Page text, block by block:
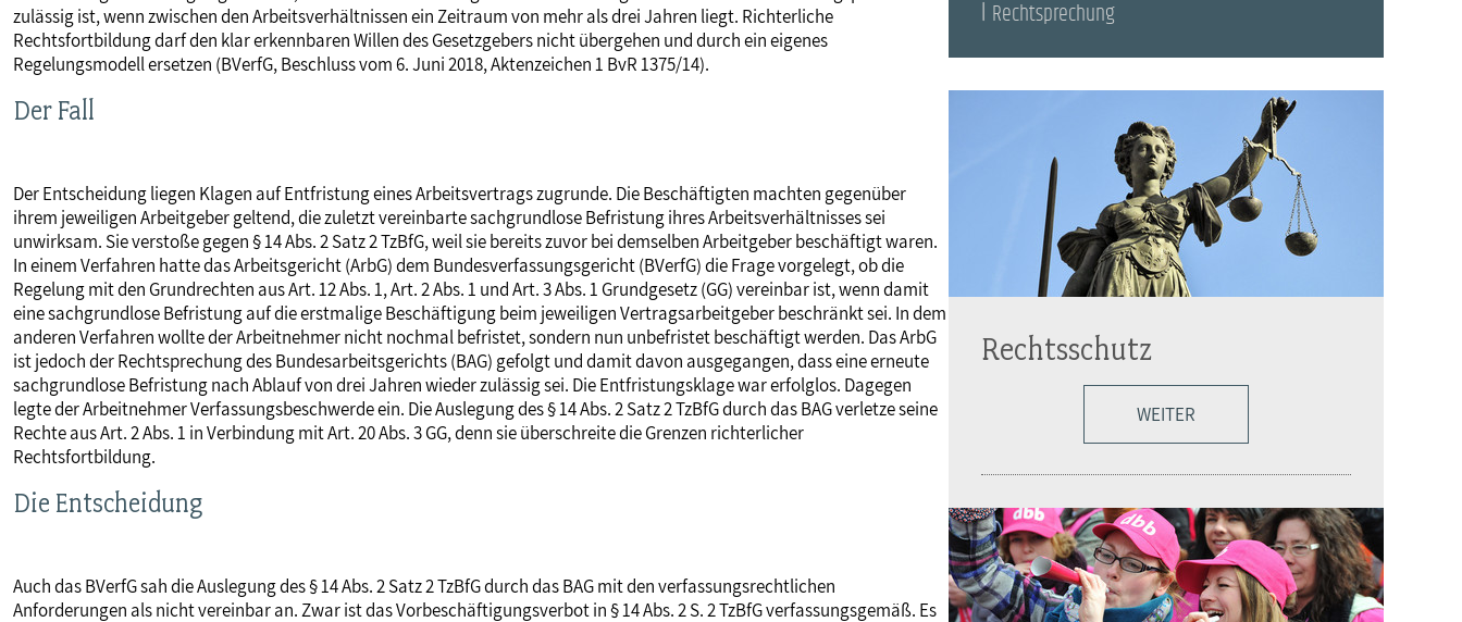
Frauen
Senioren
Versorgung
Rechtsprechung
Tarifverträge
Bildung
MITBESTIMMUNG
MITGLIEDSCHAFT & SERVICE
Akademie
zulässig ist, wenn zwischen den Arbeitsverhältnissen ein Zeitraum von mehr als drei Jahren liegt. Richterliche
Rechtsfortbildung darf den klar erkennbaren Willen des Gesetzgebers nicht übergehen und durch ein eigenes
Regelungsmodell ersetzen (BVerfG, Beschluss vom 6. Juni 2018, Aktenzeichen 1 BvR 1375/14).
Der Fall
Der Entscheidung liegen Klagen auf Entfristung eines Arbeitsvertrags zugrunde. Die Beschäftigten machten gegenüber
ihrem jeweiligen Arbeitgeber geltend, die zuletzt vereinbarte sachgrundlose Befristung ihres Arbeitsverhältnisses sei
unwirksam. Sie verstoße gegen § 14 Abs. 2 Satz 2 TzBfG, weil sie bereits zuvor bei demselben Arbeitgeber beschäftigt waren.
In einem Verfahren hatte das Arbeitsgericht (ArbG) dem Bundesverfassungsgericht (BVerfG) die Frage vorgelegt, ob die
Regelung mit den Grundrechten aus Art. 12 Abs. 1, Art. 2 Abs. 1 und Art. 3 Abs. 1 Grundgesetz (GG) vereinbar ist, wenn damit
eine sachgrundlose Befristung auf die erstmalige Beschäftigung beim jeweiligen Vertragsarbeitgeber beschränkt sei. In dem
anderen Verfahren wollte der Arbeitnehmer nicht nochmal befristet, sondern nun unbefristet beschäftigt werden. Das ArbG
ist jedoch der Rechtsprechung des Bundesarbeitsgerichts (BAG) gefolgt und damit davon ausgegangen, dass eine erneute
sachgrundlose Befristung nach Ablauf von drei Jahren wieder zulässig sei. Die Entfristungsklage war erfolglos. Dagegen
legte der Arbeitnehmer Verfassungsbeschwerde ein. Die Auslegung des § 14 Abs. 2 Satz 2 TzBfG durch das BAG verletze seine
Rechte aus Art. 2 Abs. 1 in Verbindung mit Art. 20 Abs. 3 GG, denn sie überschreite die Grenzen richterlicher
Rechtsfortbildung.
Die Entscheidung
Auch das BVerfG sah die Auslegung des § 14 Abs. 2 Satz 2 TzBfG durch das BAG mit den verfassungsrechtlichen
Anforderungen als nicht vereinbar an. Zwar ist das Vorbeschäftigungsverbot in § 14 Abs. 2 S. 2 TzBfG verfassungsgemäß. Es
Rechtsprechung
Rechtsschutz
WEITER